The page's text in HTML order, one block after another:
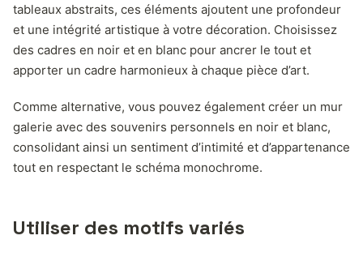
tableaux abstraits, ces éléments ajoutent une profondeur
et une intégrité artistique à votre décoration. Choisissez
des cadres en noir et en blanc pour ancrer le tout et
apporter un cadre harmonieux à chaque pièce d’art.
Comme alternative, vous pouvez également créer un mur
galerie avec des souvenirs personnels en noir et blanc,
consolidant ainsi un sentiment d’intimité et d’appartenance
tout en respectant le schéma monochrome.
Utiliser des motifs variés